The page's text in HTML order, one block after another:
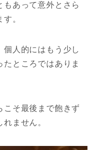
もあって意外とさら
。
個人的にはもう少し
ところではありま
こそ最後まで飽きず
ません。